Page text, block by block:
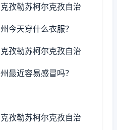
克孜勒苏柯尔克孜自治
州今天穿什么衣服？
克孜勒苏柯尔克孜自治
州最近容易感冒吗？
克孜勒苏柯尔克孜自治